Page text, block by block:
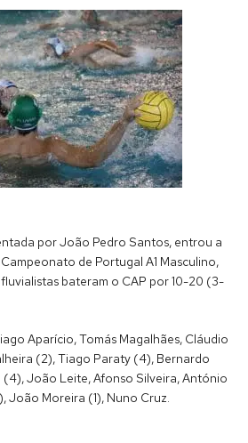
por João Pedro Santos, entrou a
de Portugal A1 Masculino,
bateram o CAP por 10-20 (3-
Aparício, Tomás Magalhães, Cláudio
(2), Tiago Paraty (4), Bernardo
João Leite, Afonso Silveira, António
João Moreira (1), Nuno Cruz.